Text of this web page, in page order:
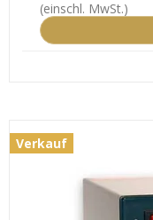
(einschl. MwSt.)
Verkauf